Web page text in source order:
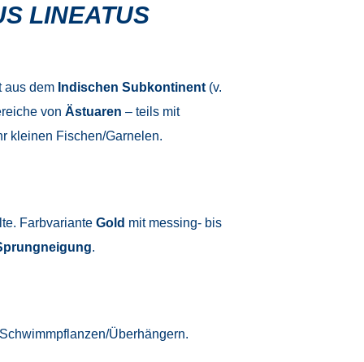
LINEATUS
aus dem Indischen Subkontinent(v.
von Ästuaren – teils mit
kleinen Fischen/Garnelen.
Farbvariante Gold mit messing- bis
.
Überhängern.